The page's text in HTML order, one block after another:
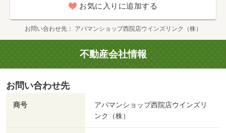
お気に入りに追加する
お問い合わせ先 アパマンショップ西院店ウインズリンク（株）
不動産会社情報
お問い合わせ先
商号
アパマンショップ西院店ウインズリ
ンク（株）